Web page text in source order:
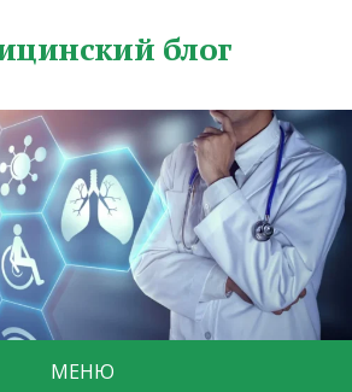
блог
МЕНЮ